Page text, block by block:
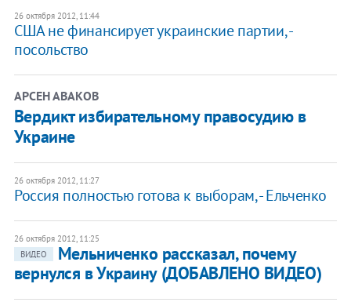
26 октября 2012, 11:44
США не финансирует украинские партии, -
посольство
АРСЕН АВАКОВ
Вердикт избирательному правосудию в
Украине
26 октября 2012, 11:27
Россия полностью готова к выборам, - Ельченко
26 октября 2012, 11:25
ВИДЕО
Мельниченко рассказал, почему
вернулся в Украину (ДОБАВЛЕНО ВИДЕО)